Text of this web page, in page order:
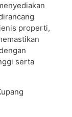
properti,
serta